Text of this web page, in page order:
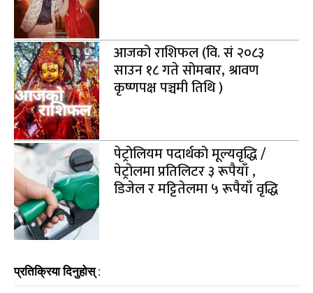
आजको राशिफल (वि. सं २०८३
साउन १८ गते सोमबार, श्रावण
कृष्णपक्ष पञ्चमी तिथि )
पेट्रोलियम पदार्थको मूल्यवृद्धि /
पेट्रोलमा प्रतिलिटर ३ रूपैयाँ ,
डिजेल र मट्टितेलमा ५ रूपैयाँ वृद्धि
प्रतिक्रिया दिनुहोस् :